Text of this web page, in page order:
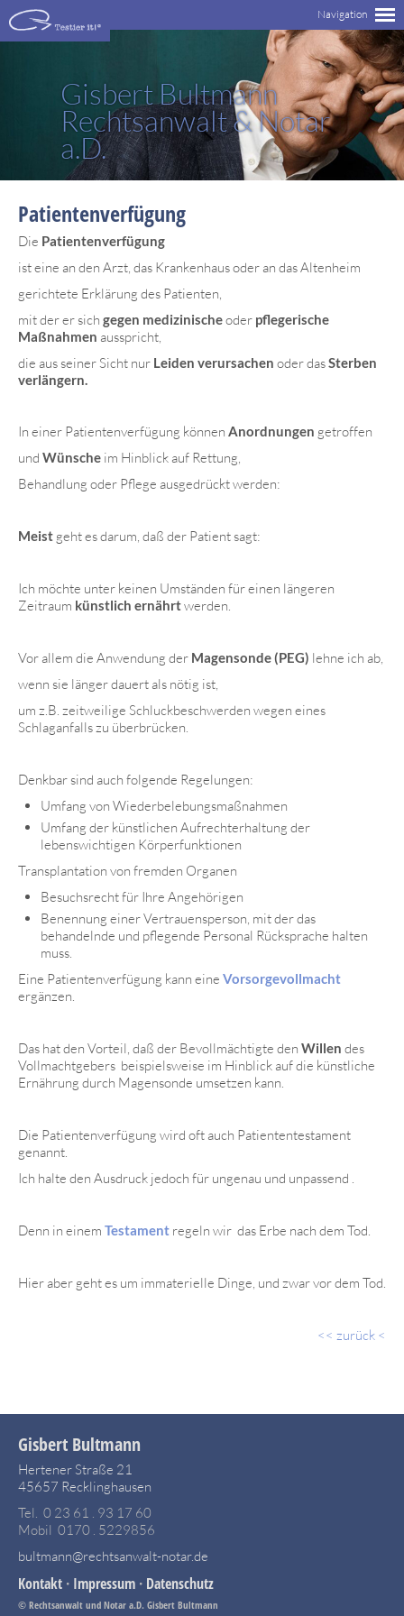
Gisbert Bultmann
Rechtsanwalt & Notar
a.D.
Patientenverfügung
Die Patientenverfügung
ist eine an den Arzt, das Krankenhaus oder an das Altenheim
gerichtete Erklärung des Patienten,
mit der er sich gegen medizinischeoder pflegerische
Maßnahmen ausspricht,
die aus seiner Sicht nur Leiden verursachen oder dasSterben
verlängern.
In einer Patientenverfügung können Anordnungen getroffen
und Wünsche im Hinblick auf Rettung,
Behandlung oder Pflege ausgedrückt werden:
Meist geht es darum, daß der Patient sagt:
Ich möchte unter keinen Umständen für einen längeren
Zeitraum künstlich ernährtwerden.
Vor allem die Anwendung der Magensonde (PEG) lehne ich ab,
wenn sie länger dauert als nötig ist,
um z.B. zeitweilige Schluckbeschwerden wegen eines
Schlaganfalls zu überbrücken.
Denkbar sind auch folgende Regelungen:
Umfang von Wiederbelebungsmaßnahmen
Umfang der künstlichen Aufrechterhaltung der
lebenswichtigen Körperfunktionen
Transplantation von fremden Organen
Besuchsrecht für Ihre Angehörigen
Benennung einer Vertrauensperson, mit der das
behandelnde und pflegende Personal Rücksprache halten
muss.
Eine Patientenverfügung kann eine Vorsorgevollmacht
ergänzen.
Das hat den Vorteil, daß der Bevollmächtigte den Willen des
Vollmachtgebers beispielsweise im Hinblick auf die künstliche
Ernährung durch Magensonde umsetzen kann.
Die Patientenverfügung wird oft auch Patiententestament
genannt.
Ich halte den Ausdruck jedoch für ungenau und unpassend .
Denn in einem Testament regeln wir das Erbe nach dem Tod.
Hier aber geht es um immaterielle Dinge, und zwar vor dem Tod.
<< zurück <
Gisbert Bultmann
Hertener Straße 21
45657 Recklinghausen
Tel. 0 23 61 . 93 17 60
Mobil 0170 . 5229856
bultmann@rechtsanwalt-notar.de
Kontakt · Impressum · Datenschutz
© Rechtsanwalt und Notar a.D. Gisbert Bultmann